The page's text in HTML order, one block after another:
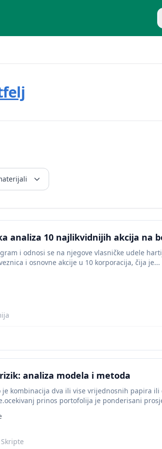
analiza 10 najlikvidnijih akcija na
i odnosi se na njegove vlasničke udele
i osnovne akcije u 10 korporacija, čija je...
analiza modela i metoda
kombinacija dva ili vise vrijednosnih papira
prinos portofolija je ponderisani